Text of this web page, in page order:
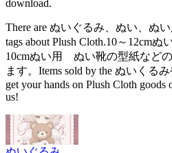
download.
There are ぬいぐるみ、ぬい、ぬ
tags about Plush Cloth.10～12cm
10cmぬい用 ぬい靴の型紙など
ます。Items sold by the ぬいくる
get your hands on Plush Cloth goods
us!